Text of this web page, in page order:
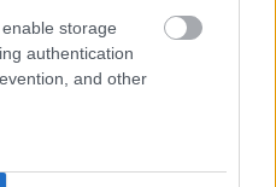
storage
authentication
and other
fitness, τις συναυλίες και την
βιβλίο για το πώς να
από το 2004 και έχει
πολυχώρους ηδονής στο